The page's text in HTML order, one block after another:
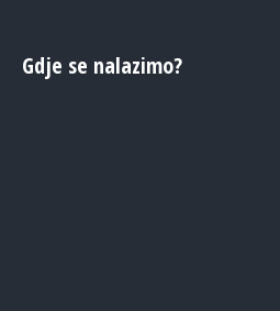
Gdje se nalazimo?